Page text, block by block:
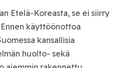
Etelä-Koreasta, se ei siirry
käyttöönottoa
kansallisia
huolto- sekä